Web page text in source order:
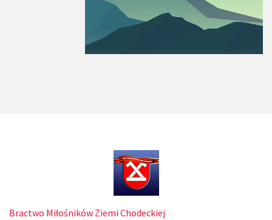
Bractwo Miłośników Ziemi Chodeckiej